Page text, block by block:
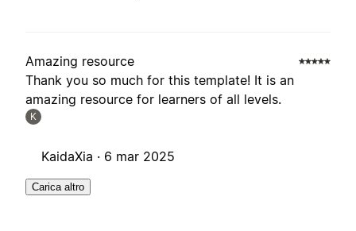
Amazing resource
Thank you so much for this template! It is an
amazing resource for learners of all levels.
K
KaidaXia · 6 mar 2025
Carica altro